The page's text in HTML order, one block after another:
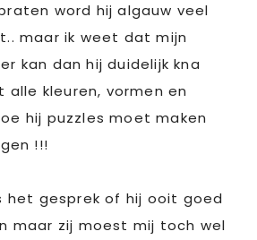
word hij algauw veel
maar ik weet dat mijn
kan dan hij duidelijk kna
alle kleuren, vormen en
hij puzzles moet maken
!!!
het gesprek of hij ooit goed
maar zij moest mij toch wel